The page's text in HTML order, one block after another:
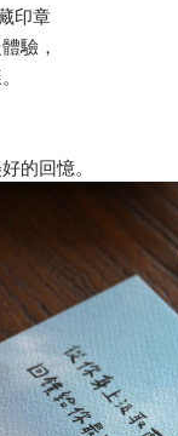
印章
驗，
的回憶。